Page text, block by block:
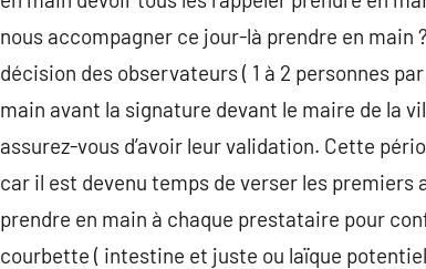
nous accompagner ce jour-là prendre en main
décision des observateurs ( 1 à 2 personnes
main avant la signature devant le maire de la
assurez-vous d’avoir leur validation. Cette
car il est devenu temps de verser les
prendre en main à chaque prestataire pour
courbette ( intestine et juste ou laïque